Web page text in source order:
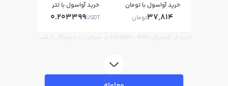
خرید آواسول با تومان
37,814تومان
خرید آواسول با تتر
0.203399USDT
خرید ارز آواسول (AvaSol - AVA) در صرافی ارز دیجیتال رابکس